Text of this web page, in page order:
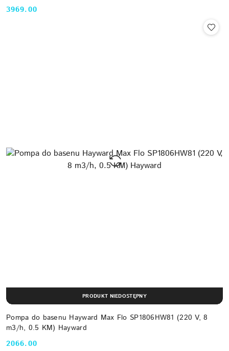
Cena:
3969.00
Pompa do basenu Hayward Max Flo SP1806HW81 (220 V, 8
m3/h, 0.5 KM) Hayward
2066.00
PRODUKT NIEDOSTĘPNY